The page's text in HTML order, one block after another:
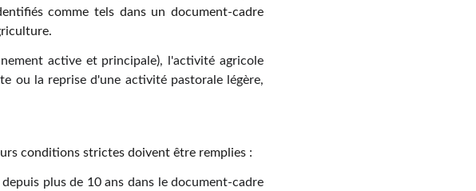
comme tels dans un document-cadre
active et principale), l'activité agricole
ou la reprise d'une activité pastorale légère,
conditions strictes doivent être remplies :
plus de 10 ans dans le document-cadre